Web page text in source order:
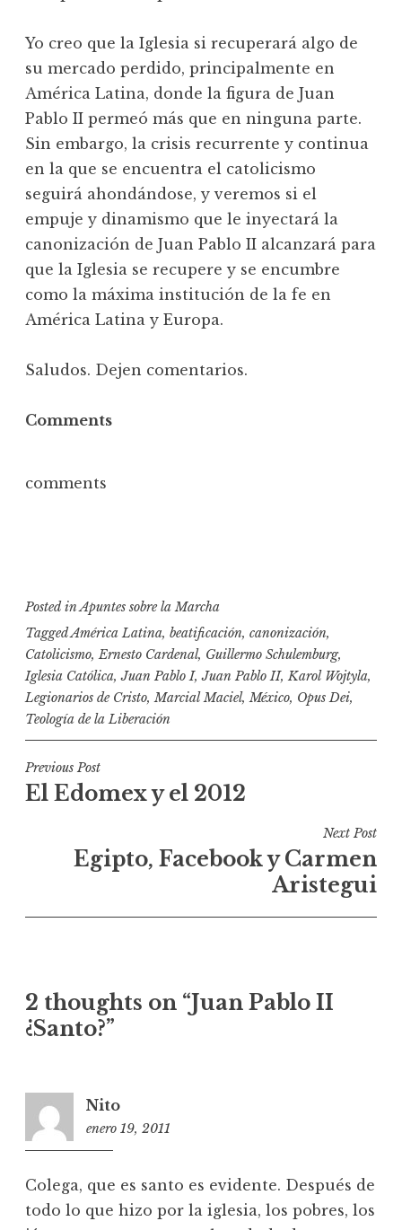
Yo creo que la Iglesia si recuperará algo de
su mercado perdido, principalmente en
América Latina, donde la figura de Juan
Pablo II permeó más que en ninguna parte.
Sin embargo, la crisis recurrente y continua
en la que se encuentra el catolicismo
seguirá ahondándose, y veremos si el
empuje y dinamismo que le inyectará la
canonización de Juan Pablo II alcanzará para
que la Iglesia se recupere y se encumbre
como la máxima institución de la fe en
América Latina y Europa.
Saludos. Dejen comentarios.
Comments
comments
Posted inApuntes sobre la Marcha
TaggedAmérica Latina, beatificación, canonización,
Catolicismo,Ernesto Cardenal, Guillermo Schulemburg,
Iglesia Católica,Juan Pablo I,Juan Pablo II,Karol Wojtyla,
Legionarios de Cristo,Marcial Maciel,México, Opus Dei,
Teología de la Liberación
N
a
n
d
n
t
a
d
Previous Post
El Edomex y el 2012
Next Post
Egipto, Facebook y Carmen
Aristegui
2 thoughts on “Juan Pablo II
¿Santo?”
Nito
enero 19, 2011
1
9
Colega, que es santo es evidente. Después de
todo lo que hizo por la iglesia, los pobres, los